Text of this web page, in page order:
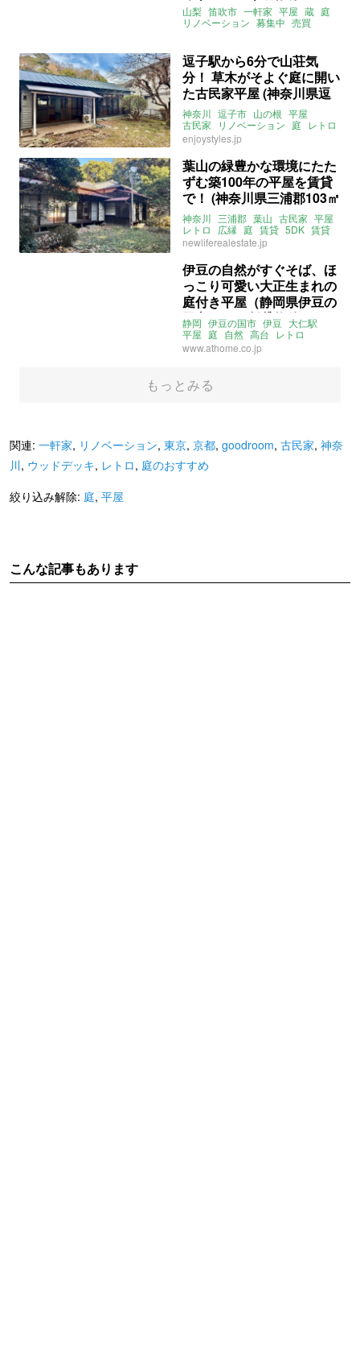
吹市58㎡の売買物件）
山梨 笛吹市 一軒家 平屋 蔵 庭
リノベーション 募集中 売買
逗子駅から6分で山荘気
分！ 草木がそよぐ庭に開い
た古民家平屋 (神奈川県逗
子市65㎡の賃貸物件)
神奈川 逗子市 山の根 平屋
古民家
リノベーション 庭 レトロ
駅近 賃貸 賃貸
enjoystyles.jp
葉山の緑豊かな環境にたた
ずむ築100年の平屋を賃貸
で！ (神奈川県三浦郡103㎡
の賃貸物件)
神奈川 三浦郡 葉山 古民家 平屋
レトロ
広縁 庭 賃貸 5DK 賃貸
newliferealestate.jp
伊豆の自然がすぐそば、ほ
っこり可愛い大正生まれの
庭付き平屋（静岡県伊豆の
国市83㎡の賃貸物件）
静岡 伊豆の国市 伊豆 大仁駅
平屋 庭 自然 高台 レトロ
タイル ライター：山中みく
www.athome.co.jp
もっとみる
関連: 一軒家, リノベーション, 東京, 京都, goodroom, 古民家, 神奈
川, ウッドデッキ, レトロ, 庭のおすすめ
絞り込み解除: 庭, 平屋
こんな記事もあります